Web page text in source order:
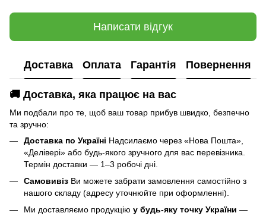
Написати відгук
Доставка Оплата Гарантія Повернення
🚚 Доставка, яка працює на вас
Ми подбали про те, щоб ваш товар прибув швидко, безпечно
та зручно:
Доставка по Україні Надсилаємо через «Нова Пошта»,
«Делівері» або будь-якого зручного для вас перевізника.
Термін доставки — 1–3 робочі дні.
Самовивіз Ви можете забрати замовлення самостійно з
нашого складу (адресу уточнюйте при оформленні).
Ми доставляємо продукцію у будь-яку точку України —